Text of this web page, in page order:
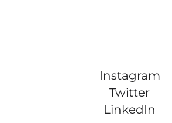
Instagram
Twitter
LinkedIn